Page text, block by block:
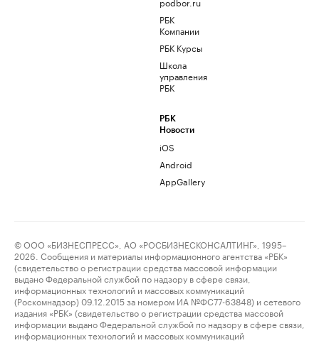
РБК
Компании
РБК Курсы
Школа
управления
РБК
РБК
Новости
iOS
Android
AppGallery
© ООО «БИЗНЕСПРЕСС», АО «РОСБИЗНЕСКОНСАЛТИНГ», 1995–
2026. Сообщения и материалы информационного агентства «РБК»
(свидетельство о регистрации средства массовой информации
выдано Федеральной службой по надзору в сфере связи,
информационных технологий и массовых коммуникаций
(Роскомнадзор) 09.12.2015 за номером ИА №ФС77-63848) и сетевого
издания «РБК» (свидетельство о регистрации средства массовой
информации выдано Федеральной службой по надзору в сфере связи,
информационных технологий и массовых коммуникаций